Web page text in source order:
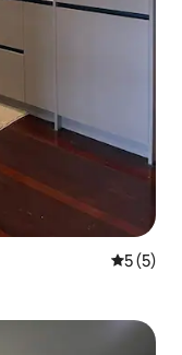
Vidutinis
5 (5)